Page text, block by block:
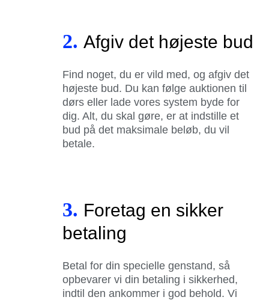
2. Afgiv det højeste bud
Find noget, du er vild med, og afgiv det
højeste bud. Du kan følge auktionen til
dørs eller lade vores system byde for
dig. Alt, du skal gøre, er at indstille et
bud på det maksimale beløb, du vil
betale.
3. Foretag en sikker
betaling
Betal for din specielle genstand, så
opbevarer vi din betaling i sikkerhed,
indtil den ankommer i god behold. Vi